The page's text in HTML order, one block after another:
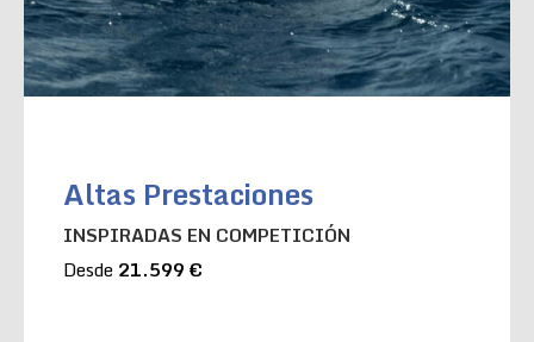
Altas Prestaciones
INSPIRADAS EN COMPETICIÓN
Desde 21.599 €